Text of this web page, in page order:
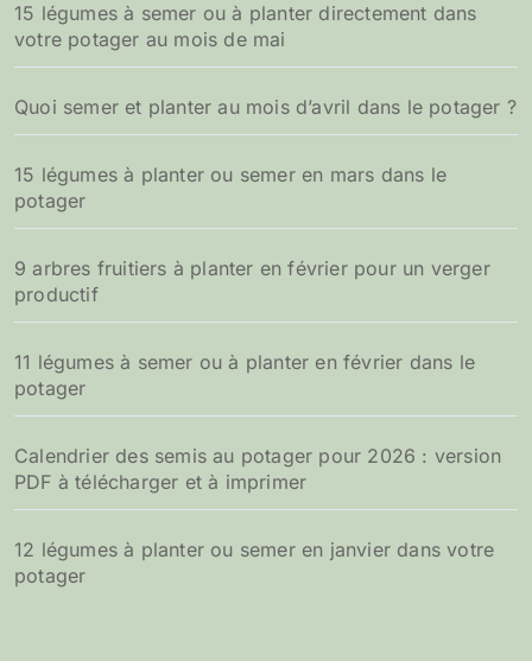
15 légumes à semer ou à planter directement dans
votre potager au mois de mai
Quoi semer et planter au mois d’avril dans le potager ?
15 légumes à planter ou semer en mars dans le
potager
9 arbres fruitiers à planter en février pour un verger
productif
11 légumes à semer ou à planter en février dans le
potager
Calendrier des semis au potager pour 2026 : version
PDF à télécharger et à imprimer
12 légumes à planter ou semer en janvier dans votre
potager